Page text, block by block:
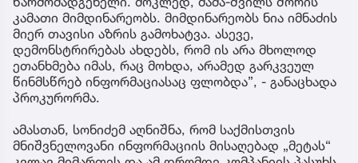
კამათი მიმდინარეობს. მიმდინარეობს ნია იმნაძის
მიერ თავისი აზრის გამოხატვა. ასევე,
დემონსტრირებას ახდებს, რომ ის არა მხოლოდ
ეთანხმება იმას, რაც მოხდა, არამედ გარკვეულ
წინმსწრებ ინფორმაციასაც ფლობდა”, - განაცხადა
პროკურორმა.
ამასთან, სონიძემ აღნიშნა, რომ საქმისთვის
მნიშვნელოვანი ინფორმაციის მისაღებად „მეტას“